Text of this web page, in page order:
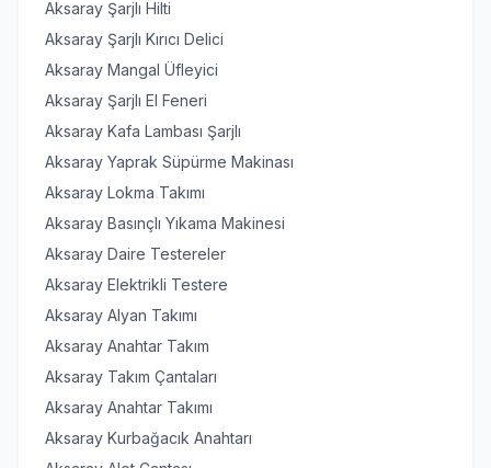
Aksaray Şarjlı Hilti
Aksaray Şarjlı Kırıcı Delici
Aksaray Mangal Üfleyici
Aksaray Şarjlı El Feneri
Aksaray Kafa Lambası Şarjlı
Aksaray Yaprak Süpürme Makinası
Aksaray Lokma Takımı
Aksaray Basınçlı Yıkama Makinesi
Aksaray Daire Testereler
Aksaray Elektrikli Testere
Aksaray Alyan Takımı
Aksaray Anahtar Takım
Aksaray Takım Çantaları
Aksaray Anahtar Takımı
Aksaray Kurbağacık Anahtarı